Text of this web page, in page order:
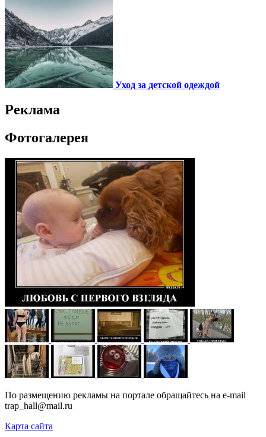
Уход за детской одеждой
Реклама
Фотогалерея
По размещению рекламы на портале обращайтесь на e-mail
trap_hall@mail.ru
Карта сайта